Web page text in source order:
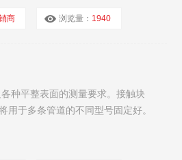
商 浏览量： 1940
种平整表面的测量要求。接触块
于多条管道的不同型号固定好。